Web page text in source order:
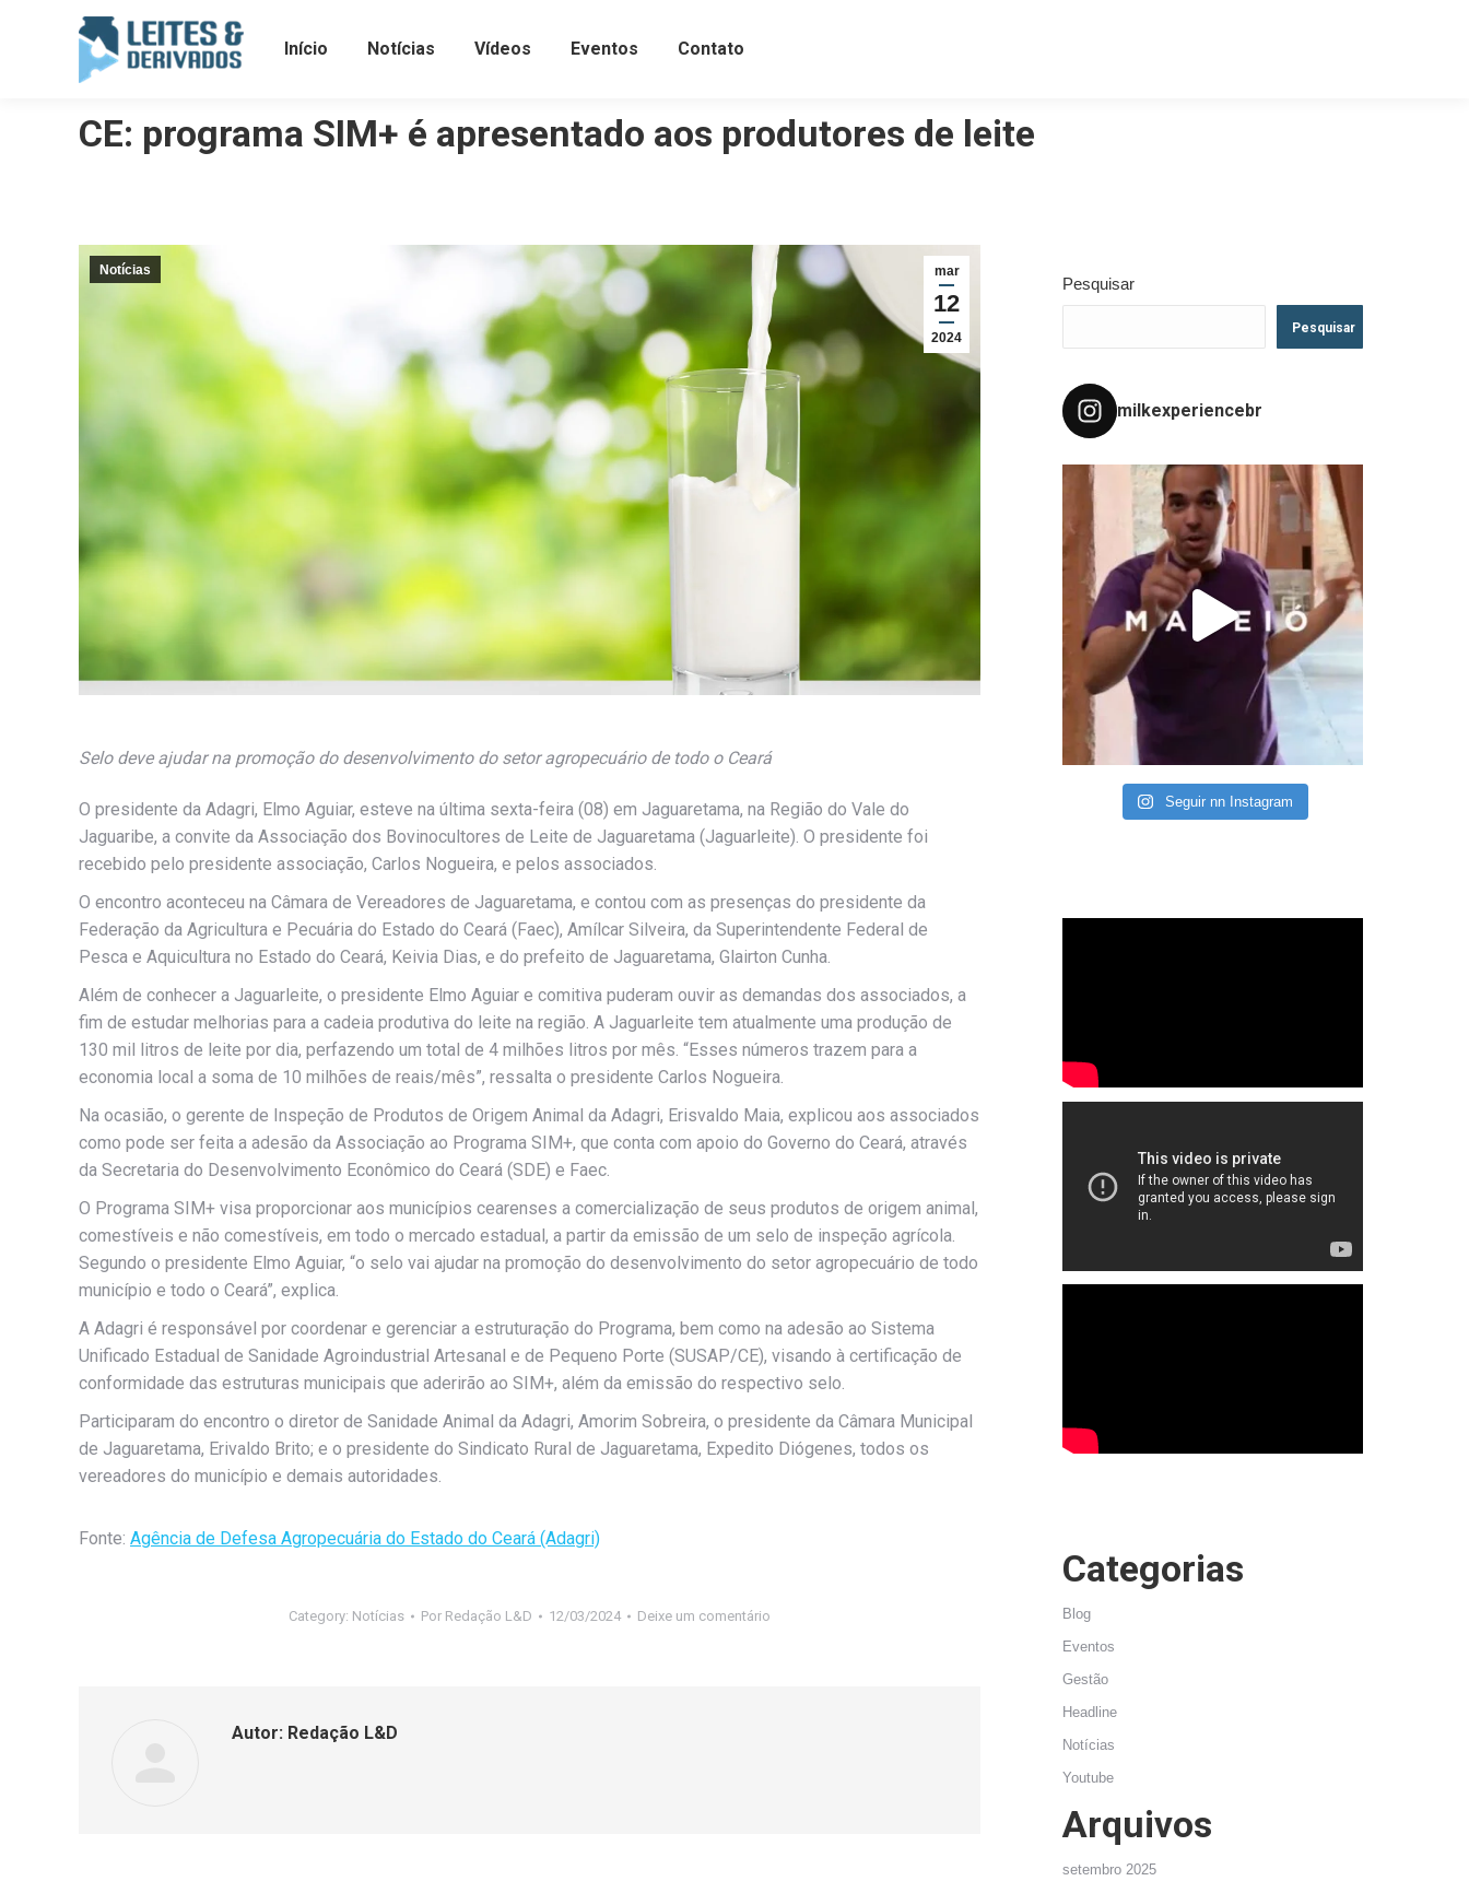
Início Notícias Vídeos Eventos Contato
CE: programa SIM+ é apresentado aos produtores de leite
mar
12
2024
Notícias
Selo deve ajudar na promoção do desenvolvimento do setor agropecuário de todo o Ceará
O presidente da Adagri, Elmo Aguiar, esteve na última sexta-feira (08) em Jaguaretama, na Região do Vale do
Jaguaribe, a convite da Associação dos Bovinocultores de Leite de Jaguaretama (Jaguarleite). O presidente foi
recebido pelo presidente associação, Carlos Nogueira, e pelos associados.
O encontro aconteceu na Câmara de Vereadores de Jaguaretama, e contou com as presenças do presidente da
Federação da Agricultura e Pecuária do Estado do Ceará (Faec), Amílcar Silveira, da Superintendente Federal de
Pesca e Aquicultura no Estado do Ceará, Keivia Dias, e do prefeito de Jaguaretama, Glairton Cunha.
Além de conhecer a Jaguarleite, o presidente Elmo Aguiar e comitiva puderam ouvir as demandas dos associados, a
fim de estudar melhorias para a cadeia produtiva do leite na região. A Jaguarleite tem atualmente uma produção de
130 mil litros de leite por dia, perfazendo um total de 4 milhões litros por mês. “Esses números trazem para a
economia local a soma de 10 milhões de reais/mês”, ressalta o presidente Carlos Nogueira.
Na ocasião, o gerente de Inspeção de Produtos de Origem Animal da Adagri, Erisvaldo Maia, explicou aos associados
como pode ser feita a adesão da Associação ao Programa SIM+, que conta com apoio do Governo do Ceará, através
da Secretaria do Desenvolvimento Econômico do Ceará (SDE) e Faec.
O Programa SIM+ visa proporcionar aos municípios cearenses a comercialização de seus produtos de origem animal,
comestíveis e não comestíveis, em todo o mercado estadual, a partir da emissão de um selo de inspeção agrícola.
Segundo o presidente Elmo Aguiar, “o selo vai ajudar na promoção do desenvolvimento do setor agropecuário de todo
município e todo o Ceará”, explica.
A Adagri é responsável por coordenar e gerenciar a estruturação do Programa, bem como na adesão ao Sistema
Unificado Estadual de Sanidade Agroindustrial Artesanal e de Pequeno Porte (SUSAP/CE), visando à certificação de
conformidade das estruturas municipais que aderirão ao SIM+, além da emissão do respectivo selo.
Participaram do encontro o diretor de Sanidade Animal da Adagri, Amorim Sobreira, o presidente da Câmara Municipal
de Jaguaretama, Erivaldo Brito; e o presidente do Sindicato Rural de Jaguaretama, Expedito Diógenes, todos os
vereadores do município e demais autoridades.
Fonte: Agência de Defesa Agropecuária do Estado do Ceará (Adagri)
Category: Notícias Por Redação L&D 12/03/2024 Deixe um comentário
Autor: Redação L&D
Pesquisar
Pesquisar
milkexperiencebr
Seguir nn Instagram
Categorias
Blog
Eventos
Gestão
Headline
Notícias
Youtube
Arquivos
setembro 2025